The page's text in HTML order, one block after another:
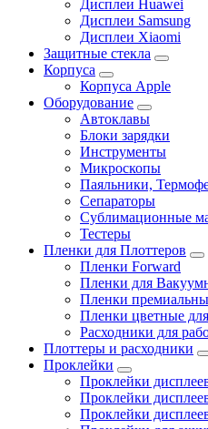
Дисплеи Huawei
Дисплеи Samsung
Дисплеи Xiaomi
Защитные стекла
Корпуса
Корпуса Apple
Оборудование
Автоклавы
Блоки зарядки
Инструменты
Микроскопы
Паяльники,
Сепараторы
Сублимационные
Тестеры
Пленки для Плоттеров
Пленки Forward
Пленки для
Пленки
Пленки цветные
Расходники для
Плоттеры и расходники
Проклейки
Проклейки
Проклейки
Проклейки